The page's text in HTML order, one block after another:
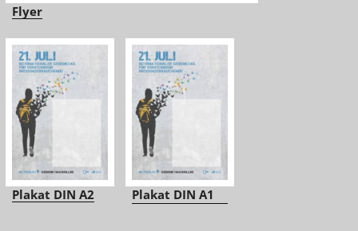
Flyer
Plakat DIN A2 Plakat DIN A1